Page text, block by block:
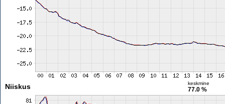
Niiskus keskmine
77.0 %